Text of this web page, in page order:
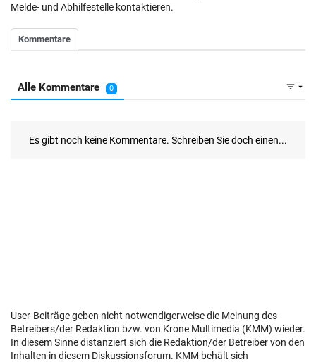
Melde- und Abhilfestelle kontaktieren.
User-Beiträge geben nicht notwendigerweise die Meinung des
Betreibers/der Redaktion bzw. von Krone Multimedia (KMM) wieder.
In diesem Sinne distanziert sich die Redaktion/der Betreiber von den
Inhalten in diesem Diskussionsforum. KMM behält sich